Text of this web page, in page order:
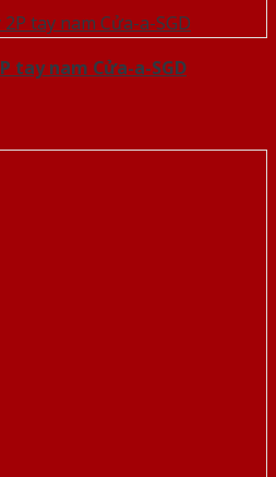
tay nam Cửa-a-SGD